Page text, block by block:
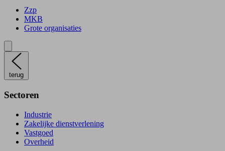
Zzp
MKB
Grote organisaties
terug
Sectoren
Industrie
Zakelijke dienstverlening
Vastgoed
Overheid